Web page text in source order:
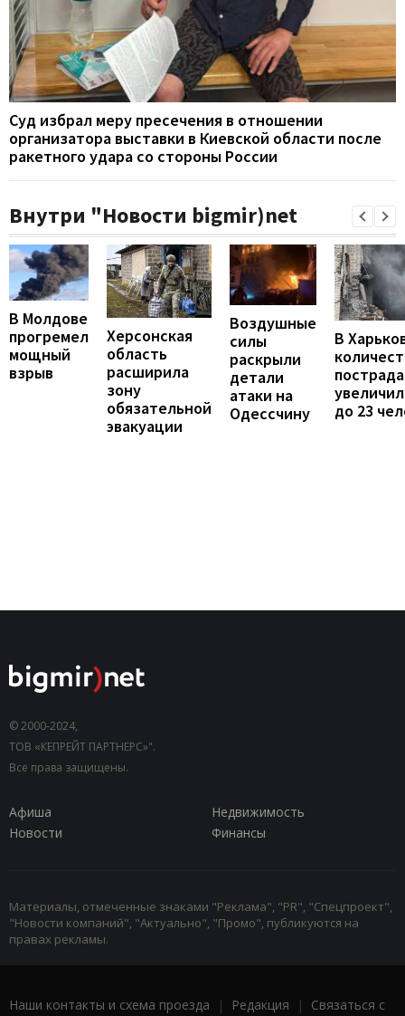
Суд избрал меру пресечения в отношении
организатора выставки в Киевской области после
ракетного удара со стороны России
Внутри "Новости bigmir)net
В Молдове
прогремел
мощный
взрыв
Херсонская
область
расширила
зону
обязательной
эвакуации
Воздушные
силы
раскрыли
детали
атаки на
Одессчину
В
до 23
© 2000-2024,
ТОВ «КЕПРЕЙТ ПАРТНЕРС»".
Все права защищены.
Афиша
Недвижимость
Новости
Финансы
Материалы, отмеченные знаками "Реклама", "PR", "Спецпроект",
"Новости компаний", "Актуально", "Промо", публикуются на
правах рекламы.
Наши контакты и схема проезда | Редакция | Связаться с